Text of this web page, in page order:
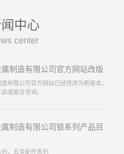
中心
center
制造有限公司官方网站改版
有限公司官方网站已经修改为新版本，
或留言咨询。
制造有限公司锁系列产品目
，五金配件系列